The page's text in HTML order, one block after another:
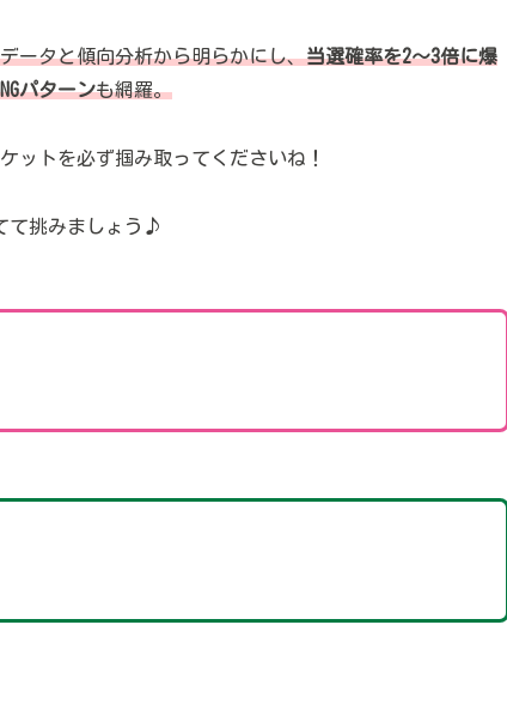
ータと傾向分析から明らかにし、当選確率を2〜3倍に爆
パターンも網羅。
ットを必ず掴み取ってくださいね！
て挑みましょう♪